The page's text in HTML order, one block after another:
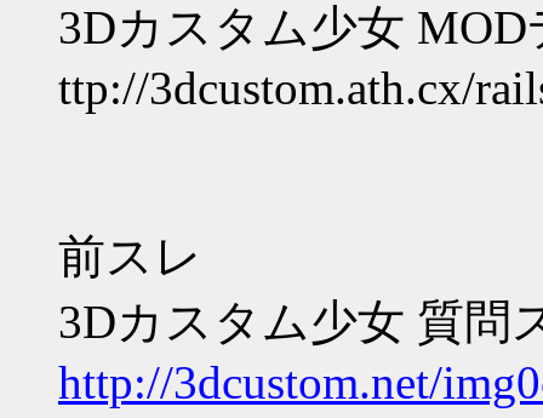
3Dカスタム少女
ttp://3dcustom.ath.cx/
前スレ
3Dカスタム少女 質問
http://3dcustom.net/